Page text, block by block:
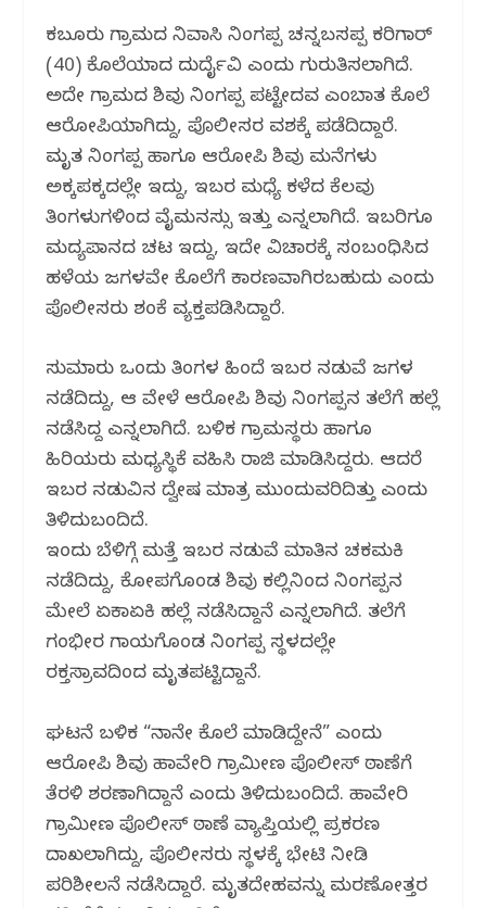
ಕಬ್ಬೂರು ಗ್ರಾಮದ ನಿವಾಸಿ ನಿಂಗಪ್ಪ ಚನ್ನಬಸಪ್ಪ ಕರಿಗಾರ್
(40) ಕೊಲೆಯಾದ ದುರ್ದೈವಿ ಎಂದು ಗುರುತಿಸಲಾಗಿದೆ.
ಅದೇ ಗ್ರಾಮದ ಶಿವು ನಿಂಗಪ್ಪ ಪಟ್ಟೇದವ ಎಂಬಾತ ಕೊಲೆ
ಆರೋಪಿಯಾಗಿದ್ದು, ಪೊಲೀಸರ ವಶಕ್ಕೆ ಪಡೆದಿದ್ದಾರೆ.
ಮೃತ ನಿಂಗಪ್ಪ ಹಾಗೂ ಆರೋಪಿ ಶಿವು ಮನೆಗಳು
ಅಕ್ಕಪಕ್ಕದಲ್ಲೇ ಇದ್ದು, ಇಬ್ಬರ ಮಧ್ಯೆ ಕಳೆದ ಕೆಲವು
ತಿಂಗಳುಗಳಿಂದ ವೈಮನಸ್ಸು ಇತ್ತು ಎನ್ನಲಾಗಿದೆ. ಇಬ್ಬರಿಗೂ
ಮದ್ಯಪಾನದ ಚಟ ಇದ್ದು, ಇದೇ ವಿಚಾರಕ್ಕೆ ಸಂಬಂಧಿಸಿದ
ಹಳೆಯ ಜಗಳವೇ ಕೊಲೆಗೆ ಕಾರಣವಾಗಿರಬಹುದು ಎಂದು
ಪೊಲೀಸರು ಶಂಕೆ ವ್ಯಕ್ತಪಡಿಸಿದ್ದಾರೆ.
ಸುಮಾರು ಒಂದು ತಿಂಗಳ ಹಿಂದೆ ಇಬ್ಬರ ನಡುವೆ ಜಗಳ
ನಡೆದಿದ್ದು, ಆ ವೇಳೆ ಆರೋಪಿ ಶಿವು ನಿಂಗಪ್ಪನ ತಲೆಗೆ ಹಲ್ಲೆ
ನಡೆಸಿದ್ದ ಎನ್ನಲಾಗಿದೆ. ಬಳಿಕ ಗ್ರಾಮಸ್ಥರು ಹಾಗೂ
ಹಿರಿಯರು ಮಧ್ಯಸ್ಥಿಕೆ ವಹಿಸಿ ರಾಜಿ ಮಾಡಿಸಿದ್ದರು. ಆದರೆ
ಇಬ್ಬರ ನಡುವಿನ ದ್ವೇಷ ಮಾತ್ರ ಮುಂದುವರಿದಿತ್ತು ಎಂದು
ತಿಳಿದುಬಂದಿದೆ.
ಇಂದು ಬೆಳಿಗ್ಗೆ ಮತ್ತೆ ಇಬ್ಬರ ನಡುವೆ ಮಾತಿನ ಚಕಮಕಿ
ನಡೆದಿದ್ದು, ಕೋಪಗೊಂಡ ಶಿವು ಕಲ್ಲಿನಿಂದ ನಿಂಗಪ್ಪನ
ಮೇಲೆ ಏಕಾಏಕಿ ಹಲ್ಲೆ ನಡೆಸಿದ್ದಾನೆ ಎನ್ನಲಾಗಿದೆ. ತಲೆಗೆ
ಗಂಭೀರ ಗಾಯಗೊಂಡ ನಿಂಗಪ್ಪ ಸ್ಥಳದಲ್ಲೇ
ರಕ್ತಸ್ರಾವದಿಂದ ಮೃತಪಟ್ಟಿದ್ದಾನೆ.
ಘಟನೆ ಬಳಿಕ “ನಾನೇ ಕೊಲೆ ಮಾಡಿದ್ದೇನೆ” ಎಂದು
ಆರೋಪಿ ಶಿವು ಹಾವೇರಿ ಗ್ರಾಮೀಣ ಪೊಲೀಸ್ ಠಾಣೆಗೆ
ತೆರಳಿ ಶರಣಾಗಿದ್ದಾನೆ ಎಂದು ತಿಳಿದುಬಂದಿದೆ. ಹಾವೇರಿ
ಗ್ರಾಮೀಣ ಪೊಲೀಸ್ ಠಾಣೆ ವ್ಯಾಪ್ತಿಯಲ್ಲಿ ಪ್ರಕರಣ
ದಾಖಲಾಗಿದ್ದು, ಪೊಲೀಸರು ಸ್ಥಳಕ್ಕೆ ಭೇಟಿ ನೀಡಿ
ಪರಿಶೀಲನೆ ನಡೆಸಿದ್ದಾರೆ. ಮೃತದೇಹವನ್ನು ಮರಣೋತ್ತರ